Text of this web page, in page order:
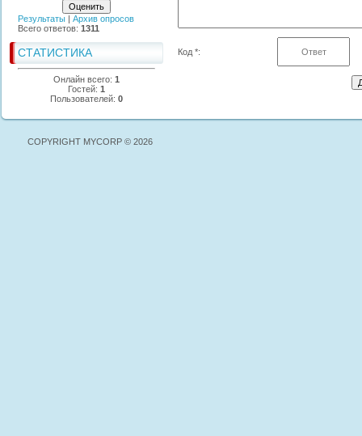
Результаты | Архив опросов
Всего ответов: 1311
СТАТИСТИКА
Онлайн всего: 1
Гостей: 1
Пользователей: 0
Код *:
COPYRIGHT MYCORP © 2026